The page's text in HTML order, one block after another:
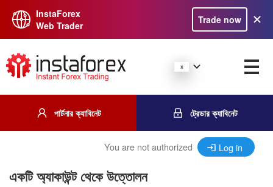
InstaForex
Web Trader
Trade now
পার্টনার ক্যাবিনেট ট্রেডার ক্যাবিনেট
You are not authorized Log in
একটি অ্যাকাউন্ট থেকে উত্তোলন